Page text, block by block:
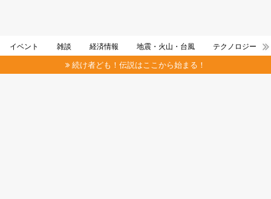
イベント 雑談 経済情報 地震・火山・台風 テクノロジー
続け者ども！伝説はここから始まる！